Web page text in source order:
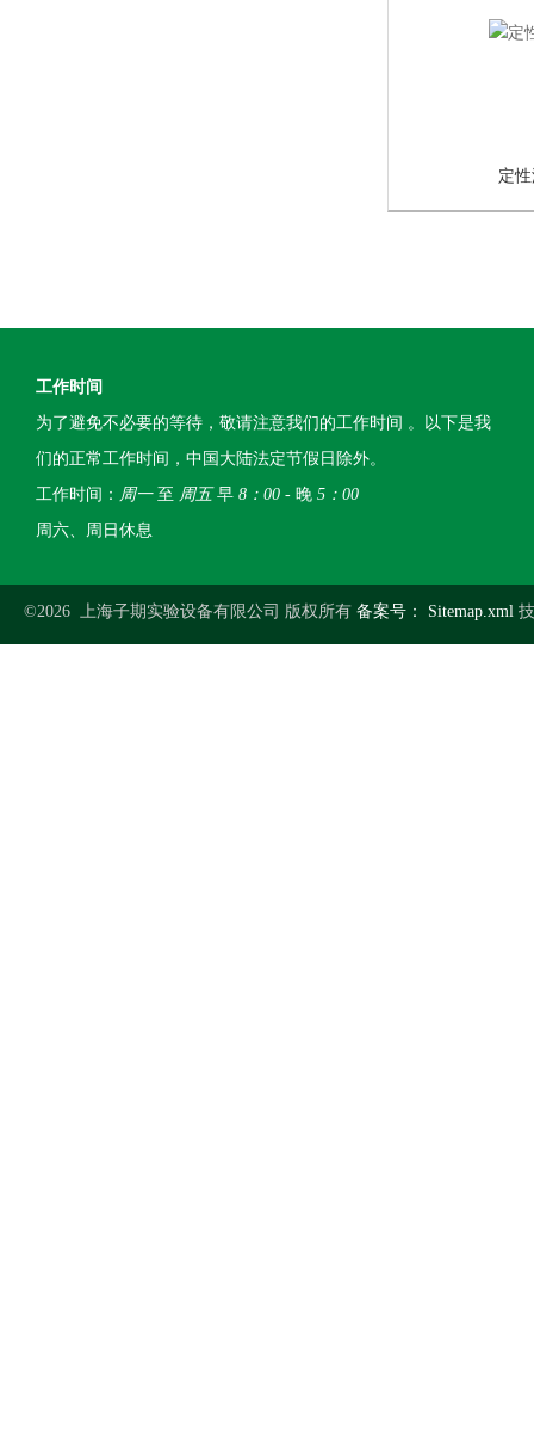
定
工作时间
为了避免不必要的等待，敬请注意我们的工作时间 。以下是我
们的正常工作时间，中国大陆法定节假日除外。
工作时间： 周一至 周五早 8：00 - 晚 5：00
周六、周日休息
©2026 上海子期实验设备有限公司 版权所有 备案号： Sitemap.xml